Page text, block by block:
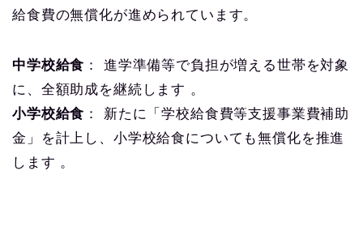
給食費の無償化が進められています。
中学校給食 ： 進学準備等で負担が増える世帯を対象
に、全額助成を継続します 。
小学校給食 ： 新たに「学校給食費等支援事業費補助
金」を計上し、小学校給食についても無償化を推進
します 。